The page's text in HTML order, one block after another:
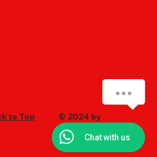
to Top
© 2024 by
Ultrachem
Chat with us